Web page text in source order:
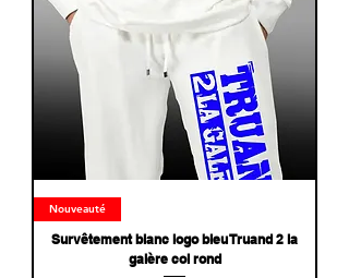
Nouveauté
Survêtement blanc logo bleu Truand 2 la
galère col rond